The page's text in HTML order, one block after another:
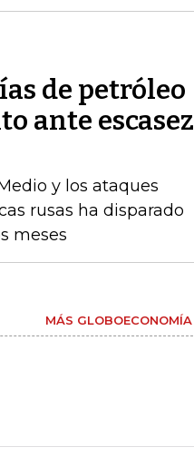
de petróleo
ante escasez
y los ataques
rusas ha disparado
meses
MÁS GLOBOECONOMÍA